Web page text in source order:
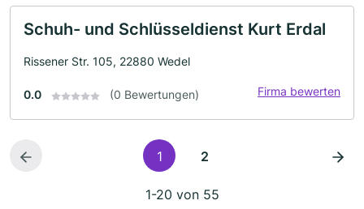
Schuh- und Schlüsseldienst Kurt Erdal
Rissener Str. 105, 22880 Wedel
0.0 (0 Bewertungen) Firma bewerten
1 2
1-20 von 55